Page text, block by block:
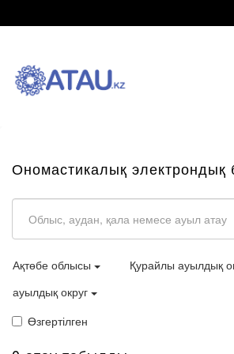
Ономастикалық электрондық
Ақтөбе облысы
Қурайлы ауылдық
ауылдық округ
Өзгертілген